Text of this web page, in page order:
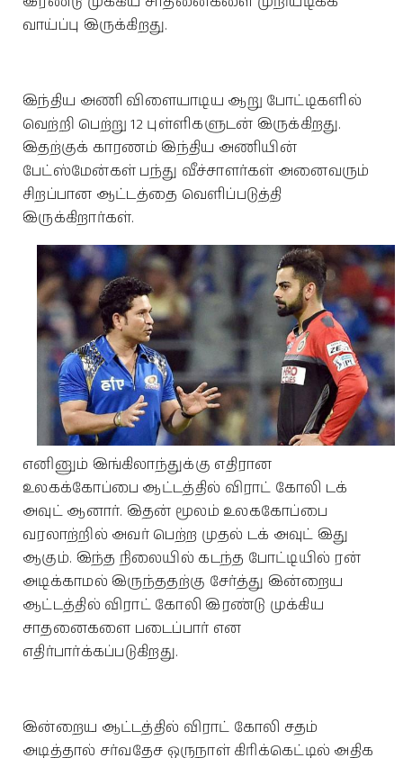
வாய்ப்பு இருக்கிறது.
இந்திய அணி விளையாடிய ஆறு போட்டிகளில்
வெற்றி பெற்று 12 புள்ளிகளுடன் இருக்கிறது.
இதற்குக் காரணம் இந்திய அணியின்
பேட்ஸ்மேன்கள் பந்து வீச்சாளர்கள் அனைவரும்
சிறப்பான ஆட்டத்தை வெளிப்படுத்தி
இருக்கிறார்கள்.
எனினும் இங்கிலாந்துக்கு எதிரான
உலகக்கோப்பை ஆட்டத்தில் விராட் கோலி டக்
அவுட் ஆனார். இதன் மூலம் உலககோப்பை
வரலாற்றில் அவர் பெற்ற முதல் டக் அவுட் இது
ஆகும். இந்த நிலையில் கடந்த போட்டியில் ரன்
அடிக்காமல் இருந்ததற்கு சேர்த்து இன்றைய
ஆட்டத்தில் விராட் கோலி இரண்டு முக்கிய
சாதனைகளை படைப்பார் என
எதிர்பார்க்கப்படுகிறது.
இன்றைய ஆட்டத்தில் விராட் கோலி சதம்
அடித்தால் சர்வதேச ஒருநாள் கிரிக்கெட்டில் அதிக